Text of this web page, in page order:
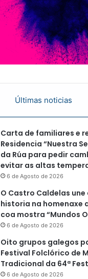
Últimas noticias
Carta de familiares e
Residencia “Nuestra
da Rúa para pedir
evitar as altas
6 de Agosto de 2026
O Castro Caldelas
historia na homenaxe
coa mostra “Mundos
6 de Agosto de 2026
Oito grupos galegos
Festival Folclórico de
Tradicional da 64ª
6 de Agosto de 2026